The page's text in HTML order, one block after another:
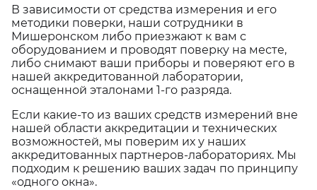
В зависимости от средства измерения и его
методики поверки, наши сотрудники в
Мишеронском либо приезжают к вам с
оборудованием и проводят поверку на месте,
либо снимают ваши приборы и поверяют его в
нашей аккредитованной лаборатории,
оснащенной эталонами 1-го разряда.
Если какие-то из ваших средств измерений вне
нашей области аккредитации и технических
возможностей, мы поверим их у наших
аккредитованных партнеров-лабораториях. Мы
подходим к решению ваших задач по принципу
«одного окна».